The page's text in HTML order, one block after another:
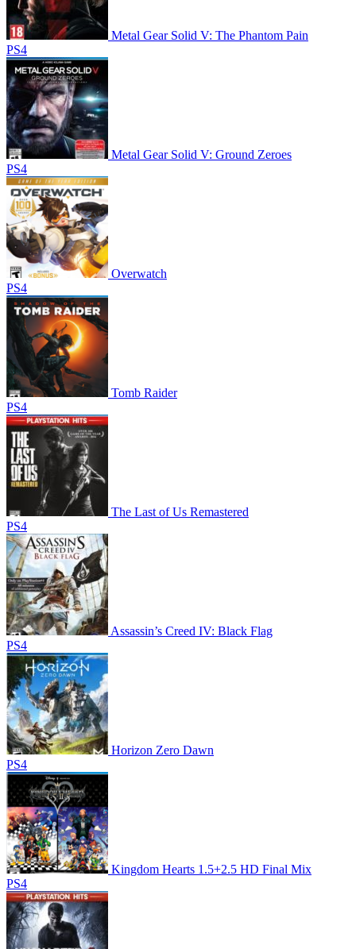
Metal Gear Solid V: The Phantom Pain
PS4
Metal Gear Solid V: Ground Zeroes
PS4
Overwatch
PS4
Tomb Raider
PS4
The Last of Us Remastered
PS4
Assassin’s Creed IV: Black Flag
PS4
Horizon Zero Dawn
PS4
Kingdom Hearts 1.5+2.5 HD Final Mix
PS4